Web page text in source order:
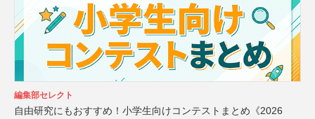
編集部セレクト
自由研究にもおすすめ！小学生向けコンテストまとめ《2026